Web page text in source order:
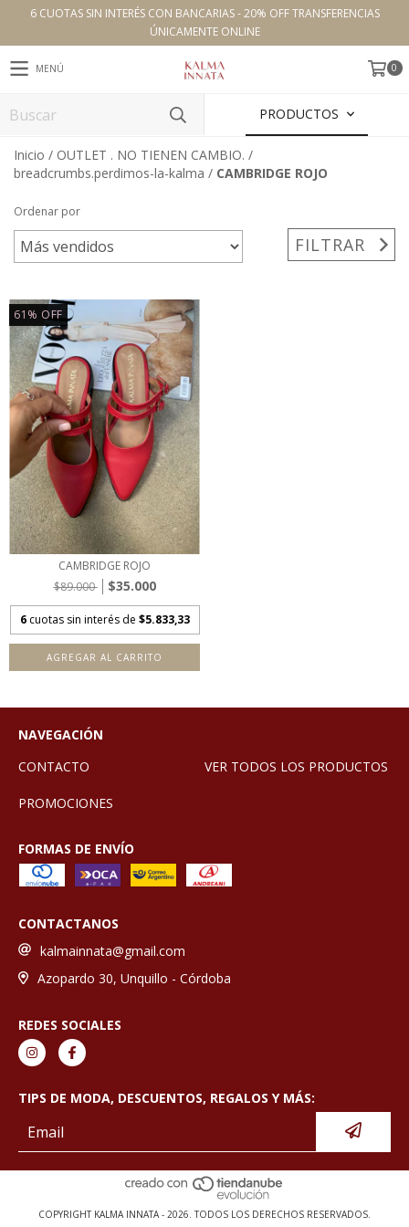
6 CUOTAS SIN INTERÉS CON BANCARIAS - 20% OFF TRANSFERENCIAS
ÚNICAMENTE ONLINE
MENÚ 0
PRODUCTOS
Inicio / OUTLET . NO TIENEN CAMBIO. /
breadcrumbs.perdimos-la-kalma / CAMBRIDGE ROJO
Ordenar por
FILTRAR
61 % OFF
CAMBRIDGE ROJO
$89.000
$35.000
6 cuotas sin interés de $5.833,33
AGREGAR AL CARRITO
NAVEGACIÓN
CONTACTO
VER TODOS LOS PRODUCTOS
PROMOCIONES
FORMAS DE ENVÍO
CONTACTANOS
kalmainnata@gmail.com
Azopardo 30, Unquillo - Córdoba
REDES SOCIALES
TIPS DE MODA, DESCUENTOS, REGALOS Y MÁS:
COPYRIGHT KALMA INNATA - 2026. TODOS LOS DERECHOS RESERVADOS.